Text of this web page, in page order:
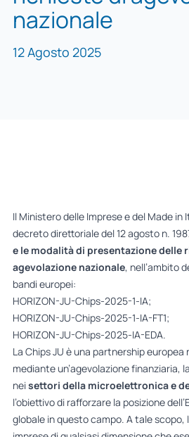
nazionale
12 Agosto 2025
Il Ministero delle Imprese e del Made in
decreto direttorialedel 12 agosto n.
e le modalità di presentazione delle
agevolazione nazionale, nell’ambito
bandi europei:
HORIZON-JU-Chips-2025-1-IA;
HORIZON-JU-Chips-2025-1-IA-FT1;
HORIZON-JU-Chips-2025-IA-EDA.
La Chips JU è una partnership
mediante un’agevolazione finanziaria,
neisettori della microelettronica e
l’obiettivo di rafforzare la posizione
globale in questo campo. A tale scopo,